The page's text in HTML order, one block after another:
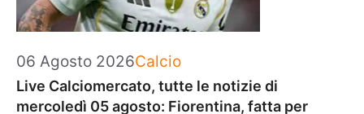
06 Agosto 2026Categorie
Calcio
Live Calciomercato, tutte le notizie di
mercoledì 05 agosto: Fiorentina, fatta per